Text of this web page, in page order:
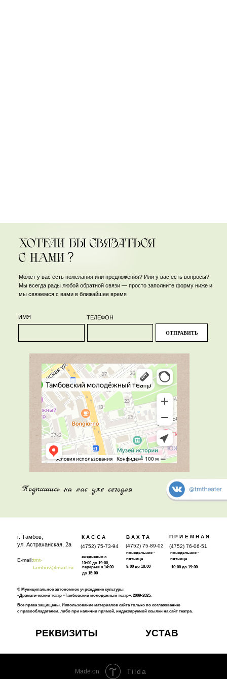
Может у вас есть пожелания или предложения? Или у вас есть вопросы?
Мы всегда рады любой обратной связи — просто заполните форму ниже и
мы свяжемся с вами в ближайшее время
ИМЯ ТЕЛЕФОН
ОТПРАВИТЬ
(4752) 75-73-94
ВАХТА
(4752) 75-89-02
ПРИЕМНАЯ
(4752) 76-06-51
г. Тамбов,
ежедневно с
10:00 до 19:00,
понедельник -
пятница
10:00 до 19:00
понедельник -
пятница
9:00 до 18:00
перерыв с 14:00
до 15:00
© Муниципальное автономное учреждение культуры
«Драматический театр «Тамбовский молодежный театр». 2009-2025.
Все права защищены. Использование материалов сайта только по согласованию
с правообладателем, либо при наличии прямой, индексируемой ссылки на сайт театра.
ул. Астраханская, 2а
КАССА
E-mail:
РЕКВИЗИТЫ УСТАВ
tmt-
tambov@mail.ru
Made on Tilda